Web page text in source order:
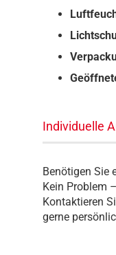
Individuelle
Benötigen Sie
Kein Problem
Kontaktieren
gerne